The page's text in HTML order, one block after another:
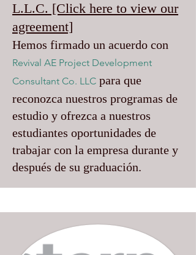
L.L.C. [Click here to view our
agreement]
Hemos firmado un acuerdo con
Revival AE Project Development
Consultant Co. LLC para que
reconozca nuestros programas de
estudio y ofrezca a nuestros
estudiantes oportunidades de
trabajar con la empresa durante y
después de su graduación.